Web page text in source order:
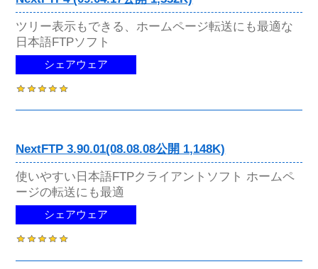
ツリー表示もできる、ホームページ転送にも最適な
日本語FTPソフト
シェアウェア
NextFTP 3.90.01(08.08.08公開 1,148K)
使いやすい日本語FTPクライアントソフト ホームペ
ージの転送にも最適
シェアウェア